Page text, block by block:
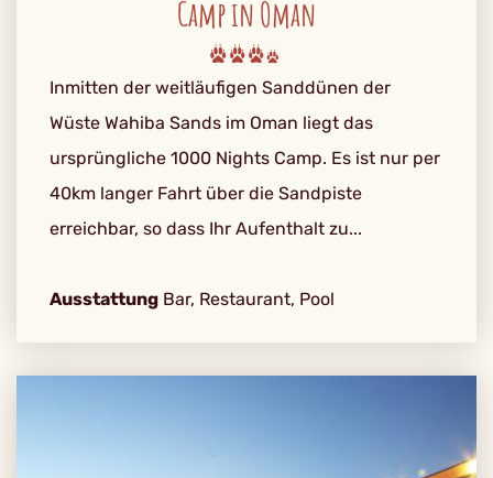
Camp in Oman
Inmitten der weitläufigen Sanddünen der
Wüste Wahiba Sands im Oman liegt das
ursprüngliche 1000 Nights Camp. Es ist nur per
40km langer Fahrt über die Sandpiste
erreichbar, so dass Ihr Aufenthalt zu...
Ausstattung Bar, Restaurant, Pool